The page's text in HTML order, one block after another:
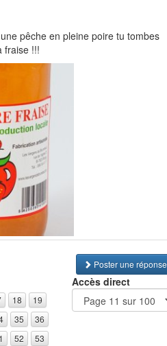
pêche en pleine poire tu tombes
fraise !!!
Poster une réponse
18
19
35
36
52
53
Accès direct